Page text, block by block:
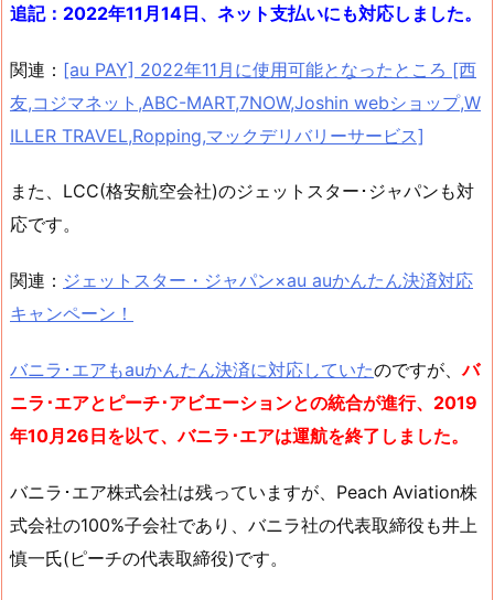
追記：2022年11月14日、ネット支払いにも対応しました。
関連： [au PAY] 2022年11月に使用可能となったところ [西
友,コジマネット,ABC-MART,7NOW,Joshin webショップ,W
ILLER TRAVEL,Ropping,マックデリバリーサービス]
また、LCC(格安航空会社)のジェットスター･ジャパンも対
応です。
関連： ジェットスター・ジャパン×au auかんたん決済対応
キャンペーン！
バニラ･エアもauかんたん決済に対応していたのですが、バ
ニラ･エアとピーチ･アビエーションとの統合が進行、2019
年10月26日を以て、バニラ･エアは運航を終了しました。
バニラ･エア株式会社は残っていますが、Peach Aviation株
式会社の100%子会社であり、バニラ社の代表取締役も井上
慎一氏(ピーチの代表取締役)です。